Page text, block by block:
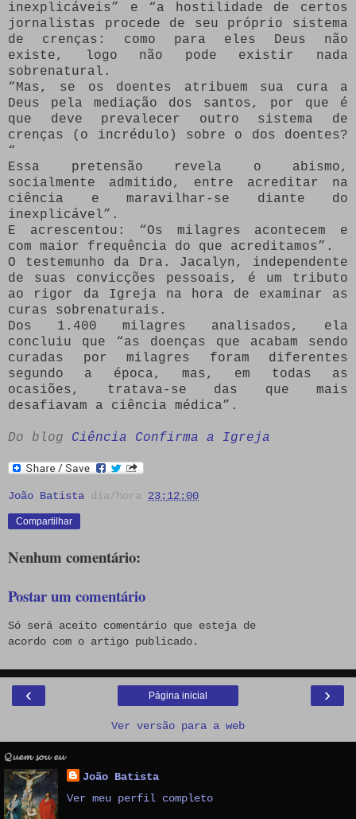
inexplicáveis” e “a hostilidade de certos
jornalistas procede de seu próprio sistema
de crenças: como para eles Deus não
existe, logo não pode existir nada
sobrenatural.
“Mas, se os doentes atribuem sua cura a
Deus pela mediação dos santos, por que é
que deve prevalecer outro sistema de
crenças (o incrédulo) sobre o dos doentes?
“
Essa pretensão revela o abismo,
socialmente admitido, entre acreditar na
ciência e maravilhar-se diante do
inexplicável”.
E acrescentou: “Os milagres acontecem e
com maior frequência do que acreditamos”.
O testemunho da Dra. Jacalyn, independente
de suas convicções pessoais, é um tributo
ao rigor da Igreja na hora de examinar as
curas sobrenaturais.
Dos 1.400 milagres analisados, ela
concluiu que “as doenças que acabam sendo
curadas por milagres foram diferentes
segundo a época, mas, em todas as
ocasiões, tratava-se das que mais
desafiavam a ciência médica”.
Do blog Ciência Confirma a Igreja
João Batista dia/hora 23:12:00
Compartilhar
Nenhum comentário:
Postar um comentário
Só será aceito comentário que esteja de
acordo com o artigo publicado.
‹ ›
Página inicial
Ver versão para a web
𝓠𝓾𝓮𝓶 𝓼𝓸𝓾 𝓮𝓾
João Batista
Ver meu perfil completo